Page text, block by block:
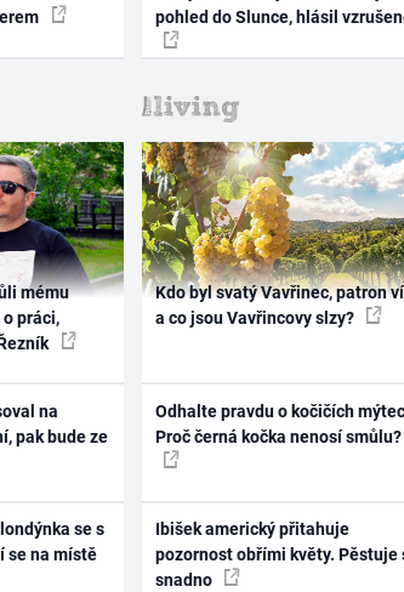
pohled do Slunce, hlásil
mému
práci,
na
pak bude ze
se s
se na místě
Kdo byl svatý Vavřinec, patron
a co jsou Vavřincovy slzy?
Odhalte pravdu o kočičích
Proč černá kočka nenosí smůlu?
Ibišek americký přitahuje
pozornost obřími květy. Pěstuje
snadno